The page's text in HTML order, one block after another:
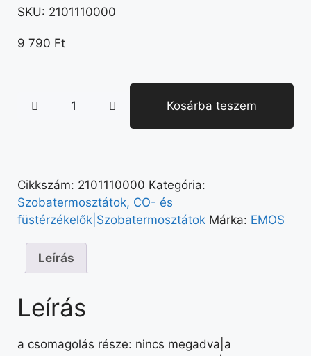
SKU: 2101110000
9 790 Ft
Kosárba teszem
Cikkszám: 2101110000 Kategória:
Szobatermosztátok, CO- és
füstérzékelők|Szobatermosztátok Márka: EMOS
Leírás
Leírás
a csomagolás része: nincs megadva|a